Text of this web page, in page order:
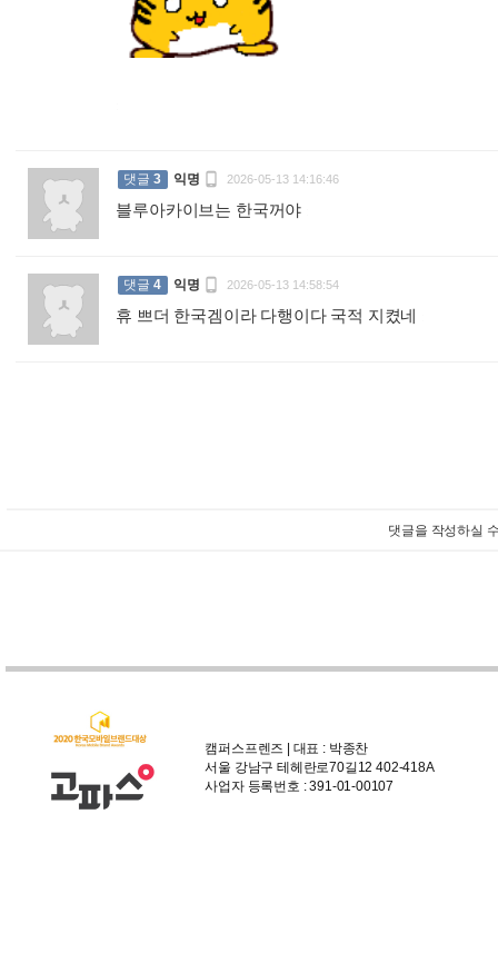
댓글 3 익명  2026-05-13 14:16:46
블루아카이브는 한국꺼야
댓글 4 익명  2026-05-13 14:58:54
휴 쁘더 한국겜이라 다행이다 국적 지켰네
댓글을 작성하실
캠퍼스프렌즈 | 대표 : 박종찬
서울 강남구 테헤란로70길12 402-418A
사업자 등록번호 : 391-01-00107